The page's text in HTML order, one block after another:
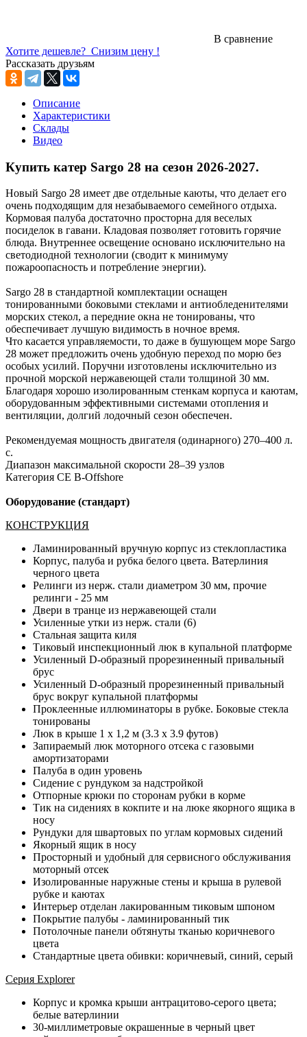
В сравнение
Хотите дешевле? Снизим цену !
Рассказать друзьям
Описание
Характеристики
Склады
Видео
Купить катер Sargo 28 на сезон 2026-2027.
Новый Sargo 28 имеет две отдельные каюты, что делает его
очень подходящим для незабываемого семейного отдыха.
Кормовая палуба достаточно просторна для веселых
посиделок в гавани. Кладовая позволяет готовить горячие
блюда. Внутреннее освещение основано исключительно на
светодиодной технологии (сводит к минимуму
пожароопасность и потребление энергии).
Sargo 28 в стандартной комплектации оснащен
тонированными боковыми стеклами и антиобледенителями
морских стекол, а передние окна не тонированы, что
обеспечивает лучшую видимость в ночное время.
Что касается управляемости, то даже в бушующем море Sargo
28 может предложить очень удобную переход по морю без
особых усилий. Поручни изготовлены исключительно из
прочной морской нержавеющей стали толщиной 30 мм.
Благодаря хорошо изолированным стенкам корпуса и каютам,
оборудованным эффективными системами отопления и
вентиляции, долгий лодочный сезон обеспечен.
Рекомендуемая мощность двигателя (одинарного) 270–400 л.
с.
Диапазон максимальной скорости 28–39 узлов
Категория CE B-Offshore
Оборудование (стандарт)
КОНСТРУКЦИЯ
Ламинированный вручную корпус из стеклопластика
Корпус, палуба и рубка белого цвета. Ватерлиния
черного цвета
Релинги из нерж. стали диаметром 30 мм, прочие
релинги - 25 мм
Двери в транце из нержавеющей стали
Усиленные утки из нерж. стали (6)
Стальная защита киля
Тиковый инспекционный люк в купальной платформе
Усиленный D-образный прорезиненный привальный
брус
Усиленный D-образный прорезиненный привальный
брус вокруг купальной платформы
Проклеенные иллюминаторы в рубке. Боковые стекла
тонированы
Люк в крыше 1 x 1,2 м (3.3 x 3.9 футов)
Запираемый люк моторного отсека с газовыми
амортизаторами
Палуба в один уровень
Сидение с рундуком за надстройкой
Отпорные крюки по сторонам рубки в корме
Тик на сидениях в кокпите и на люке якорного ящика в
носу
Рундуки для швартовых по углам кормовых сидений
Якорный ящик в носу
Просторный и удобный для сервисного обслуживания
моторный отсек
Изолированные наружные стены и крыша в рулевой
рубке и каютах
Интерьер отделан лакированным тиковым шпоном
Покрытие палубы - ламинированный тик
Потолочные панели обтянуты тканью коричневого
цвета
Стандартные цвета обивки: коричневый, синий, серый
Серия Explorer
Корпус и кромка крыши антрацитово-серого цвета;
белые ватерлинии
30-миллиметровые окрашенные в черный цвет